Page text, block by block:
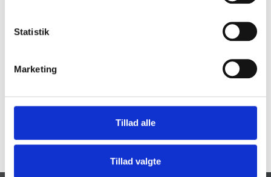
Statistik
Marketing
Tillad alle
Tillad valgte